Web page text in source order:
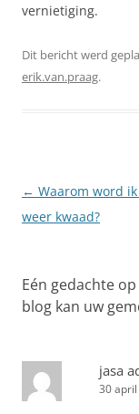
vernietiging.
Dit bericht werd
erik.van.praag.
Berichtnavigatie
← Waarom word
weer kwaad?
Eén gedachte op
blog kan uw
jasa
30